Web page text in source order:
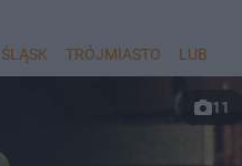
ŚLĄSK TRÓJMIASTO LUBLIN
11